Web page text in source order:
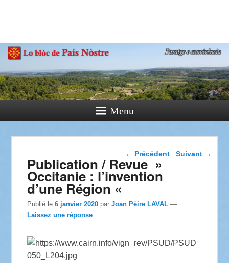
Paratge e Convivència
Menu
Navigation dans les
← Précédent Suivant →
Publication / Revue »
Occitanie : l’invention
d’une Région «
Publié le6 janvier 2020 parJoan Pèire LAVAL —
Laissez une réponse